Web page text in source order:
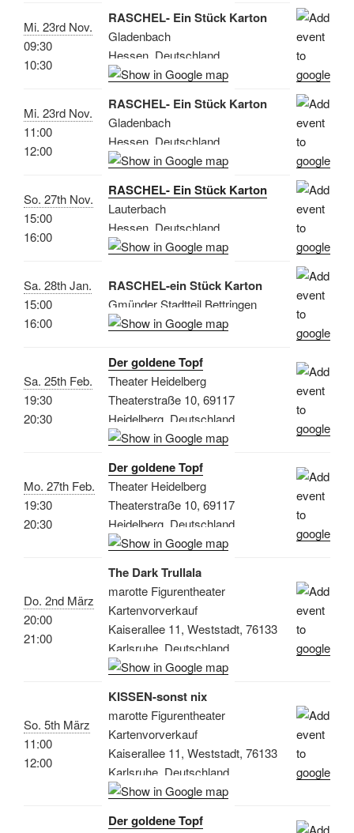
Mi. 23rd Nov.
09:30
10:30
RASCHEL- Ein Stück Karton
Gladenbach
Hessen, Deutschland
Mi. 23rd Nov.
11:00
12:00
RASCHEL- Ein Stück Karton
Gladenbach
Hessen, Deutschland
So. 27th Nov.
15:00
16:00
RASCHEL- Ein Stück Karton
Lauterbach
Hessen, Deutschland
Sa. 28th Jan.
15:00
16:00
RASCHEL-ein Stück Karton
Gmünder Stadtteil Bettringen
Sa. 25th Feb.
19:30
20:30
Der goldene Topf
Theater Heidelberg
Theaterstraße 10, 69117
Heidelberg, Deutschland
Mo. 27th Feb.
19:30
20:30
Der goldene Topf
Theater Heidelberg
Theaterstraße 10, 69117
Heidelberg, Deutschland
Do. 2nd März
20:00
21:00
The Dark Trullala
marotte Figurentheater
Kartenvorverkauf
Kaiserallee 11, Weststadt, 76133
Karlsruhe, Deutschland
So. 5th März
11:00
12:00
KISSEN-sonst nix
marotte Figurentheater
Kartenvorverkauf
Kaiserallee 11, Weststadt, 76133
Karlsruhe, Deutschland
Der goldene Topf